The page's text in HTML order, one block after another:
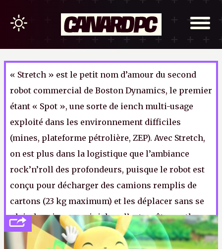
« Stretch » est le petit nom d’amour du second
robot commercial de Boston Dynamics, le premier
étant « Spot », une sorte de iench multi-usage
exploité dans les environnement difficiles
(mines, plateforme pétrolière, ZEP). Avec Stretch,
on est plus dans la logistique que l’ambiance
rock’n’roll des profondeurs, puisque le robot est
conçu pour décharger des camions remplis de
cartons (23 kg maximum) et les déplacer sans se
plaindre ni pause-pipi dans l’entrepôt au rythme
de 800 par heure.